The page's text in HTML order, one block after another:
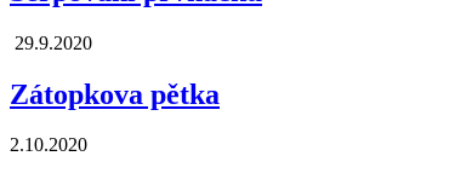
29.9.2020
Zátopkova pětka
2.10.2020